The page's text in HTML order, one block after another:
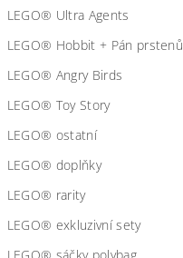
LEGO® Ultra Agents
LEGO® Hobbit + Pán prstenů
LEGO® Angry Birds
LEGO® Toy Story
LEGO® ostatní
LEGO® doplňky
LEGO® rarity
LEGO® exkluzivní sety